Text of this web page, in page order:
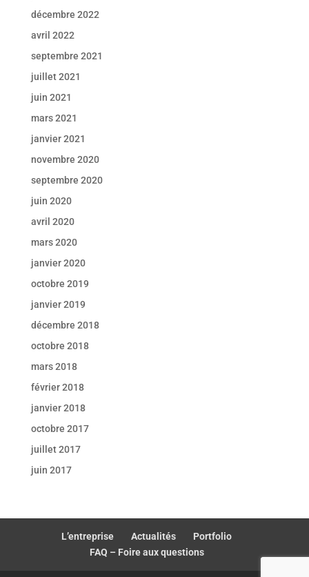
décembre 2022
avril 2022
septembre 2021
juillet 2021
juin 2021
mars 2021
janvier 2021
novembre 2020
septembre 2020
juin 2020
avril 2020
mars 2020
janvier 2020
octobre 2019
janvier 2019
décembre 2018
octobre 2018
mars 2018
février 2018
janvier 2018
octobre 2017
juillet 2017
juin 2017
L’entreprise Actualités
Portfolio
FAQ – Foire aux questions